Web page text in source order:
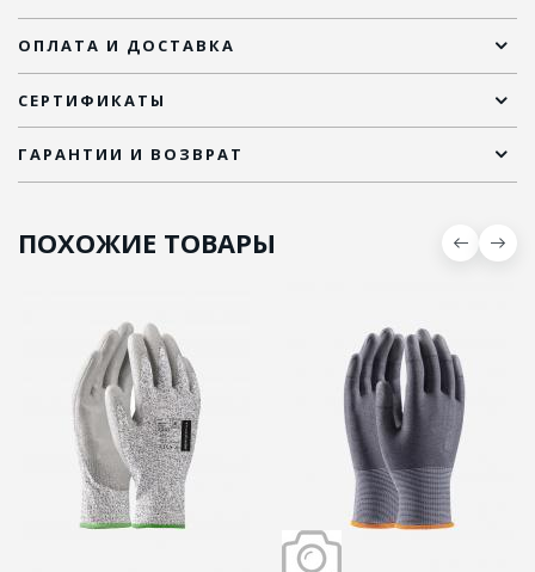
ОПЛАТА И ДОСТАВКА
СЕРТИФИКАТЫ
ГАРАНТИИ И ВОЗВРАТ
ПОХОЖИЕ ТОВАРЫ